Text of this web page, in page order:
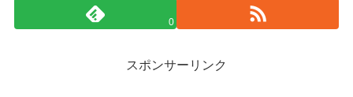
0
スポンサーリンク